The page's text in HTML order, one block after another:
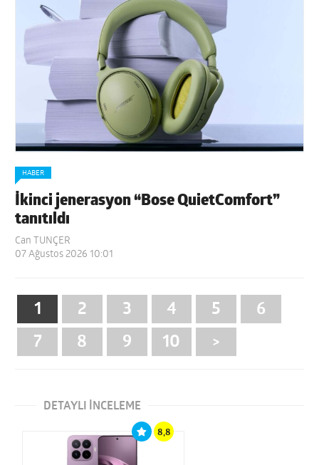
HABER
İkinci jenerasyon “Bose QuietComfort”
tanıtıldı
Can TUNÇER
07 Ağustos 2026 10:01
1 2 3 4 5
6
7
8 9 10 >
DETAYLI İNCELEME
8,8